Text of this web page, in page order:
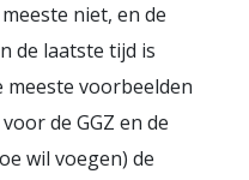
niet, en de
de laatste tijd is
meeste voorbeelden
de GGZ en de
wil voegen) de